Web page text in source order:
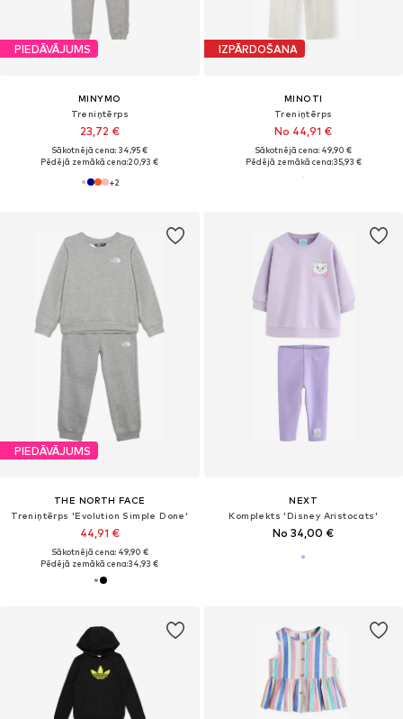
PIEDĀVĀJUMS
MINYMO
Treniņtērps
23,72 €
Sākotnējā cena: 34,95 €
Pēdējā zemākā cena:20,93 €
+2
IZPĀRDOŠANA
MINOTI
Treniņtērps
No 44,91 €
Sākotnējā cena: 49,90 €
Pēdējā zemākā cena:35,93 €
PIEDĀVĀJUMS
THE NORTH FACE
Treniņtērps 'Evolution Simple Done'
44,91 €
Sākotnējā cena: 49,90 €
Pēdējā zemākā cena:34,93 €
NEXT
Komplekts 'Disney Aristocats'
No 34,00 €